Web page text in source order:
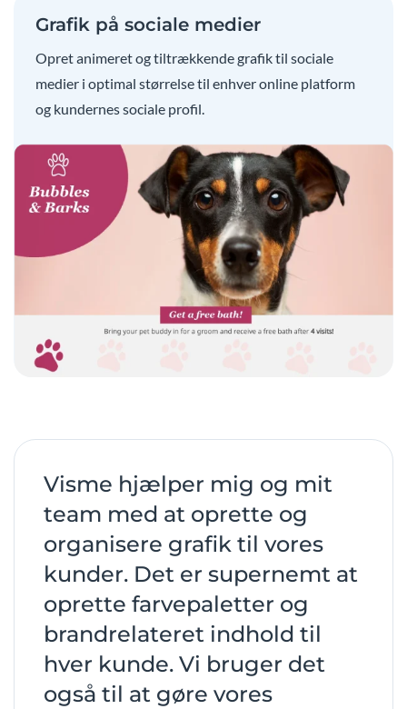
Grafik på sociale medier
Opret animeret og tiltrækkende grafik til sociale
medier i optimal størrelse til enhver online platform
og kundernes sociale profil.
Visme hjælper mig og mit
team med at oprette og
organisere grafik til vores
kunder. Det er supernemt at
oprette farvepaletter og
brandrelateret indhold til
hver kunde. Vi bruger det
også til at gøre vores